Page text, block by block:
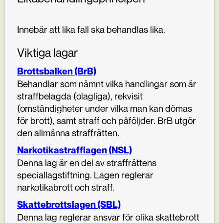
Innebär att lika fall ska behandlas lika.
Viktiga lagar
Brottsbalken (BrB)
Behandlar som nämnt vilka handlingar som är
straffbelagda (olagliga), rekvisit
(omständigheter under vilka man kan dömas
för brott), samt straff och påföljder. BrB utgör
den allmänna straffrätten.
Narkotikastrafflagen (NSL)
Denna lag är en del av straffrättens
speciallagstiftning. Lagen reglerar
narkotikabrott och straff.
Skattebrottslagen (SBL)
Denna lag reglerar ansvar för olika skattebrott